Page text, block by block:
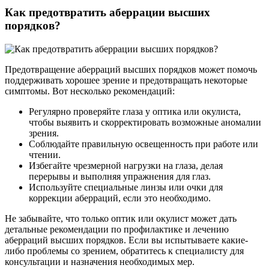
Как предотвратить аберрации высших
порядков?
Предотвращение аберраций высших порядков может помочь
поддерживать хорошее зрение и предотвращать некоторые
симптомы. Вот несколько рекомендаций:
Регулярно проверяйте глаза у оптикa или oкулиста,
чтобы выявить и скорректировать возможные аномалии
зрения.
Соблюдайте правильную освещенность при работе или
чтении.
Избегайте чрезмерной нагрузки на глаза, делая
перерывы и выполняя упражнения для глаз.
Используйте специальные линзы или очки для
коррекции аберраций, если это необходимо.
Не забывайте, что только оптик или oкулист может дать
детальные рекомендации по профилактике и лечению
аберраций высших порядков. Если вы испытываете какие-
либо проблемы со зрением, обратитесь к специалисту для
консультации и назначения необходимых мер.